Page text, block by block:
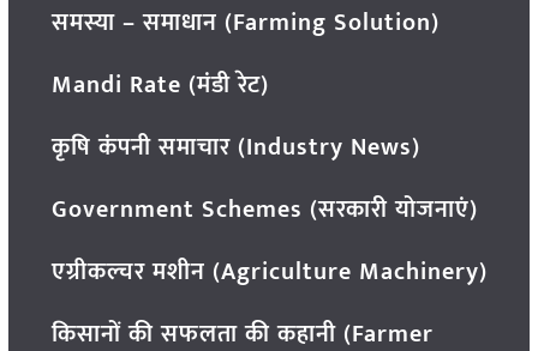
समस्या – समाधान (Farming Solution)
Mandi Rate (मंडी रेट)
कृषि कंपनी समाचार (Industry News)
Government Schemes (सरकारी योजनाएं)
एग्रीकल्चर मशीन (Agriculture Machinery)
किसानों की सफलता की कहानी (Farmer